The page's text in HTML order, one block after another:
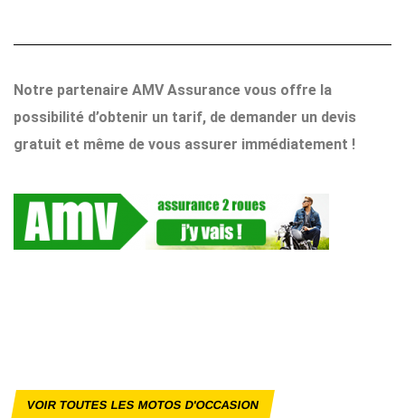
Notre partenaire AMV Assurance vous offre la
possibilité d’obtenir un tarif, de demander un devis
gratuit et même de vous assurer immédiatement !
VOIR TOUTES LES MOTOS D'OCCASION